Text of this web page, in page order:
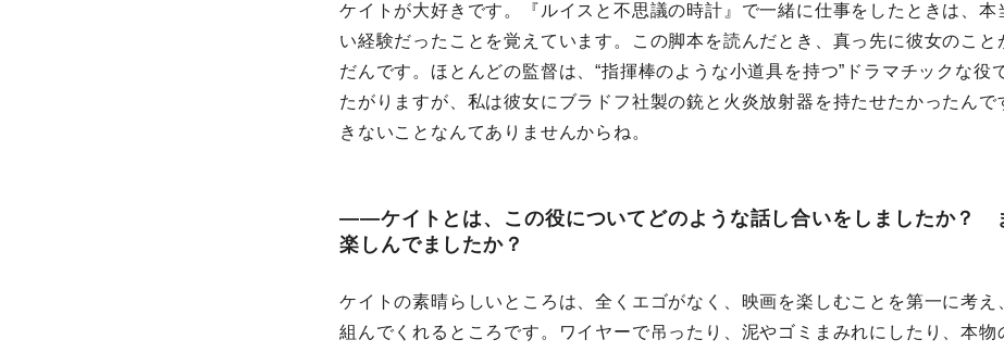
ケイトが大好きです。『ルイスと不思議の時計』で一緒に仕事をしたときは、本
い経験だったことを覚えています。この脚本を読んだとき、真っ先に彼女のこと
だんです。ほとんどの監督は、“指揮棒のような小道具を持つ”ドラマチックな役
たがりますが、私は彼女にブラドフ社製の銃と火炎放射器を持たせたかったんで
きないことなんてありませんからね。
――ケイトとは、この役についてどのような話し合いをしましたか？
楽しんでましたか？
ケイトの素晴らしいところは、全くエゴがなく、映画を楽しむことを第一に考え
組んでくれるところです。ワイヤーで吊ったり、泥やゴミまみれにしたり、本物